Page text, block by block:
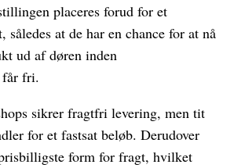
placeres forud for et
således at de har en chance for at nå
ud af døren inden
får fri.
sikrer fragtfri levering, men tit
for et fastsat beløb. Derudover
form for fragt, hvilket